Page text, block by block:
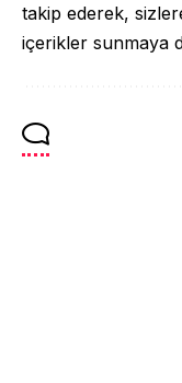
takip ederek,
içerikler sunmaya